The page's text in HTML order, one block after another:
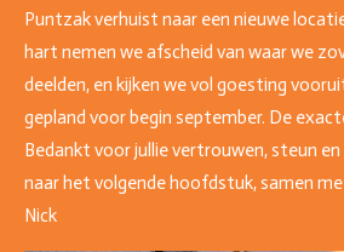
Puntzak verhuist naar een nieuwe
hart nemen we afscheid van waar we
deelden, en kijken we vol goesting
gepland voor begin september. De
Bedankt voor jullie vertrouwen, steun en
naar het volgende hoofdstuk, samen
Nick